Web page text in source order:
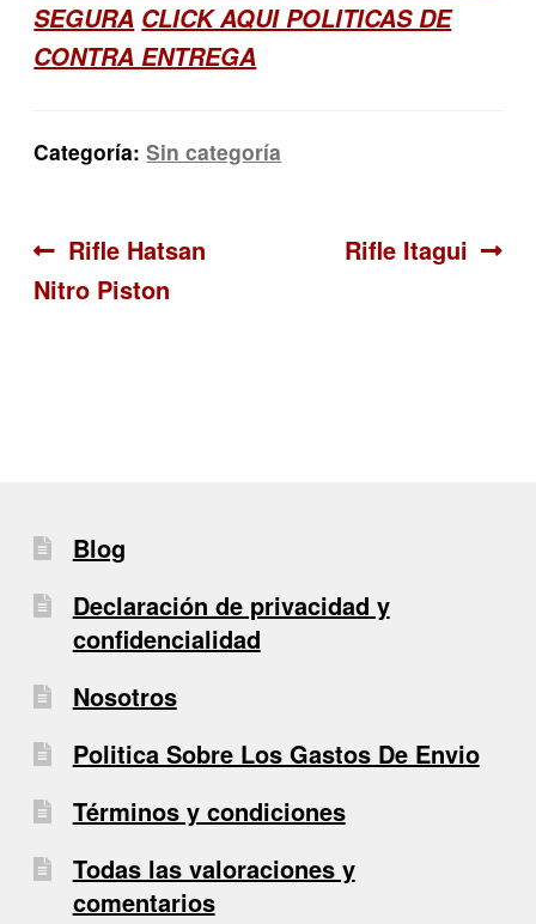
SEGURA CLICK AQUI POLITICAS DE
CONTRA ENTREGA
Categoría:Sin categoría
Navegación
de
Anterior:
Rifle Hatsan
Nitro Piston
Siguiente:
Rifle Itagui
Blog
Declaración de privacidad y
confidencialidad
Nosotros
Politica Sobre Los Gastos De Envio
Términos y condiciones
Todas las valoraciones y
comentarios